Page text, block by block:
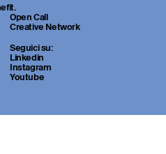
Open Call
Creative Network
Seguici su:
Linkedin
Instagram
Youtube